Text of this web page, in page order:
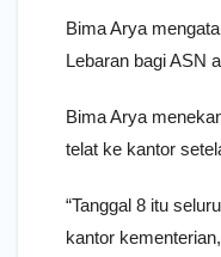
Bima Arya
Lebaran bagi ASN
Bima Arya
telat ke kantor
“Tanggal 8 itu
kantor